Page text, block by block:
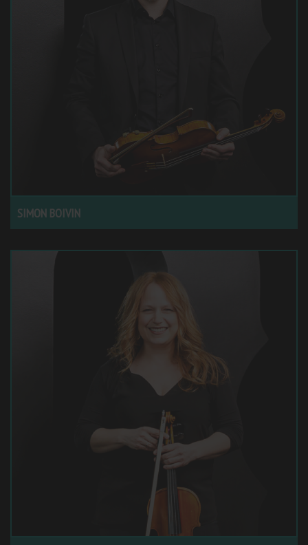
SIMON BOIVIN